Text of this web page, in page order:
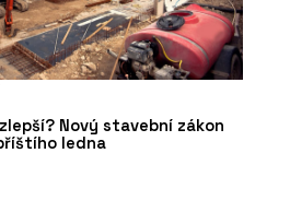
Nový stavební zákon
ledna